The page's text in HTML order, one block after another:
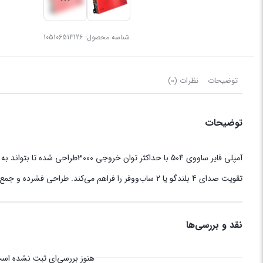
شناسه محصول: 105106513126
توضیحات نظرات (0)
توضیحات
تقویت صدای 4 بلندگو یا 2 ساب‌ووفر را فراهم می‌کند. طراحی فشرده و جمع‌وجور این آمپلی فایر، به شما اجازه می‌دهد که آن را به راحتی در هر قسمت از خودرو نصب کنید.
نقد و بررسی‌ها
هنوز بررسی‌ای ثبت نشده